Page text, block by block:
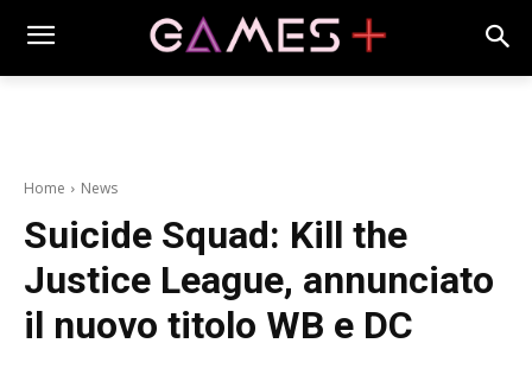
Home News
Suicide Squad: Kill the
Justice League, annunciato
il nuovo titolo WB e DC